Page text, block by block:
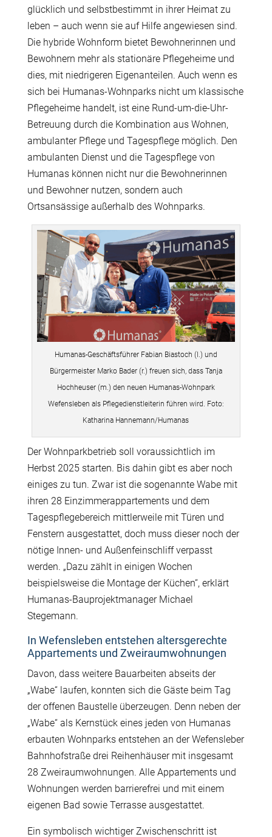
glücklich und selbstbestimmt in ihrer Heimat zu
leben – auch wenn sie auf Hilfe angewiesen sind.
Die hybride Wohnform bietet Bewohnerinnen und
Bewohnern mehr als stationäre Pflegeheime und
dies, mit niedrigeren Eigenanteilen. Auch wenn es
sich bei Humanas-Wohnparks nicht um klassische
Pflegeheime handelt, ist eine Rund-um-die-Uhr-
Betreuung durch die Kombination aus Wohnen,
ambulanter Pflege und Tagespflege möglich. Den
ambulanten Dienst und die Tagespflege von
Humanas können nicht nur die Bewohnerinnen
und Bewohner nutzen, sondern auch
Ortsansässige außerhalb des Wohnparks.
Humanas-Geschäftsführer Fabian Biastoch (l.) und
Bürgermeister Marko Bader (r.) freuen sich, dass Tanja
Hochheuser (m.) den neuen Humanas-Wohnpark
Wefensleben als Pflegedienstleiterin führen wird. Foto:
Katharina Hannemann/Humanas
Der Wohnparkbetrieb soll voraussichtlich im
Herbst 2025 starten. Bis dahin gibt es aber noch
einiges zu tun. Zwar ist die sogenannte Wabe mit
ihren 28 Einzimmerappartements und dem
Tagespflegebereich mittlerweile mit Türen und
Fenstern ausgestattet, doch muss dieser noch der
nötige Innen- und Außenfeinschliff verpasst
werden. „Dazu zählt in einigen Wochen
beispielsweise die Montage der Küchen“, erklärt
Humanas-Bauprojektmanager Michael
Stegemann.
In Wefensleben entstehen altersgerechte
Appartements und Zweiraumwohnungen
Davon, dass weitere Bauarbeiten abseits der
„Wabe“ laufen, konnten sich die Gäste beim Tag
der offenen Baustelle überzeugen. Denn neben der
„Wabe“ als Kernstück eines jeden von Humanas
erbauten Wohnparks entstehen an der Wefensleber
Bahnhofstraße drei Reihenhäuser mit insgesamt
28 Zweiraumwohnungen. Alle Appartements und
Wohnungen werden barrierefrei und mit einem
eigenen Bad sowie Terrasse ausgestattet.
Ein symbolisch wichtiger Zwischenschritt ist